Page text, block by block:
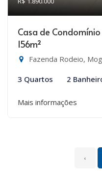
Casa de
156m²
Fazenda Rodeio,
3 Quartos 2
Mais informações
‹